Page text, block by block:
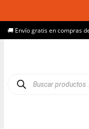
🚚 Envío gratis en compras